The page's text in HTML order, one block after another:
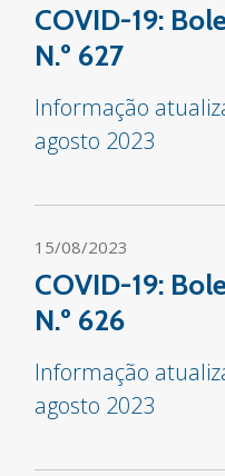
COVID-19:
N.º 627
Informação
agosto 2023
15/08/2023
COVID-19:
N.º 626
Informação
agosto 2023